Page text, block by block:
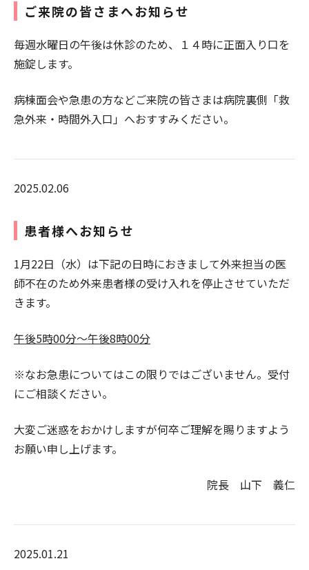
ご来院の皆さまへお知らせ
毎週水曜日の午後は休診のため、１４時に正面入り口を
施錠します。
病棟面会や急患の方などご来院の皆さまは病院裏側「救
急外来・時間外入口」へおすすみください。
2025.02.06
患者様へお知らせ
1月22日（水）は下記の日時におきまして外来担当の医
師不在のため外来患者様の受け入れを停止させていただ
きます。
午後5時00分～午後8時00分
※なお急患についてはこの限りではございません。受付
にご相談ください。
大変ご迷惑をおかけしますが何卒ご理解を賜りますよう
お願い申し上げます。
院長 山下 義仁
2025.01.21